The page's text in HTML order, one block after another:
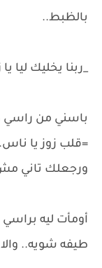
بالظبط..
_ربنا يخليك ليا يا
باسني من
=قلب زوز يا
ورجعلك تاني
أومأت ليه
طيفه شويه..